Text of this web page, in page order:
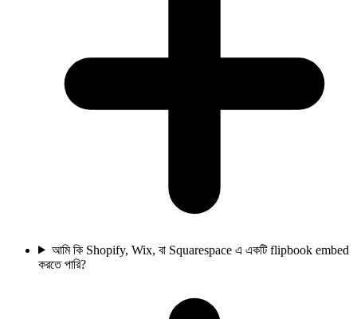
আমি কি Shopify, Wix, বা Squarespace এ একটি flipbook embed
করতে পারি?